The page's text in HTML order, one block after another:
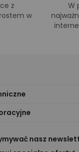
z
w
W
LED
nasz